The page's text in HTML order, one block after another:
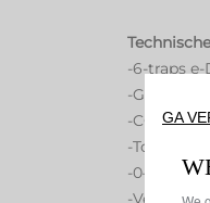
-6-traps e-
-
-CO₂-
-
-0–100
-Verbruik:
GA